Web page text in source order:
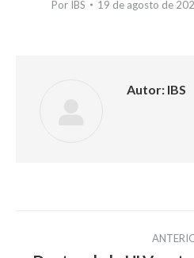
Por IBS 19 de agosto de
Autor: IBS